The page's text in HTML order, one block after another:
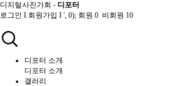
디지털사진가회 - 디포터
로그인 I 회원가입 I ', 0); 회원 0 비회원 10
디포터 소개
디포터 소개
갤러리